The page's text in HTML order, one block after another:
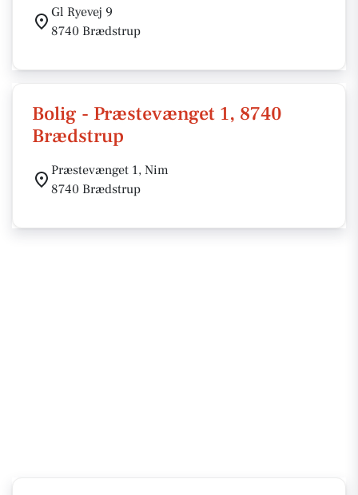
Gl Ryevej 9
8740 Brædstrup
Bolig - Præstevænget 1, 8740
Brædstrup
Præstevænget 1, Nim
8740 Brædstrup